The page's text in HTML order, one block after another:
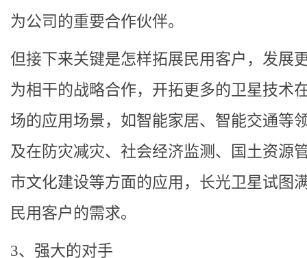
为公司的重要合作伙伴。
但接下来关键是怎样拓展民用客户，发展
为相干的战略合作，开拓更多的卫星技术
场的应用场景，如智能家居、智能交通等
及在防灾减灾、社会经济监测、国土资源
市文化建设等方面的应用，长光卫星试图
民用客户的需求。
3、强大的对手